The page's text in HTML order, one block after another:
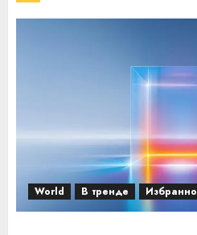
World В тренде